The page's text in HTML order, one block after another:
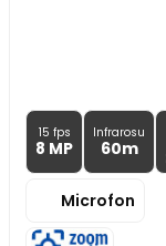
15 fps
8 MP
Infrarosu
60m
Microfon